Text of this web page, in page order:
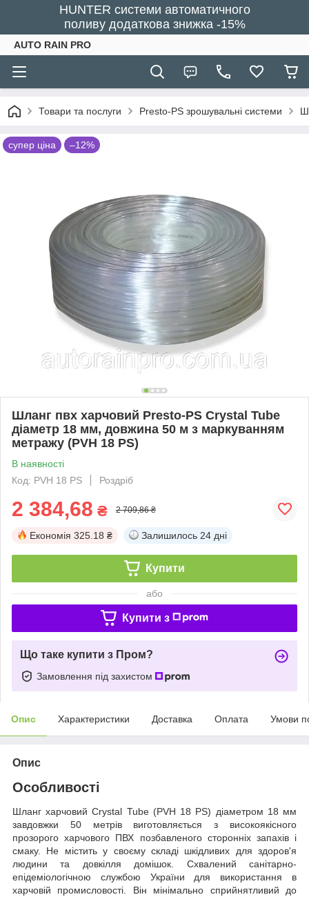
HUNTER системи автоматичного
поливу додаткова знижка -15%
AUTO RAIN PRO
Товари та послуги Presto-PS зрошувальні системи
супер ціна –12%
Шланг пвх харчовий Presto-PS Сrystal Tube
діаметр 18 мм, довжина 50 м з маркуванням
метражу (PVH 18 PS)
В наявності
Код: PVH 18 PS
Роздріб
2 384,68 ₴ 2 709,86 ₴
Економія 325.18 ₴ Залишилось 24 дні
Купити
або
Купити з
Що таке купити з Пром?
Замовлення під захистом
Опис Характеристики Доставка Оплата Умови
Опис
Особливості
Шланг харчовий Сrystal Tube (PVH 18 PS) діаметром 18 мм
завдовжки 50 метрів виготовляється з високоякісного
прозорого харчового ПВХ позбавленого сторонніх запахів і
смаку. Не містить у своєму складі шкідливих для здоров'я
людини та довкілля домішок. Схвалений санітарно-
епідеміологічною службою України для використання в
харчовій промисловості. Він мінімально сприйнятливий до